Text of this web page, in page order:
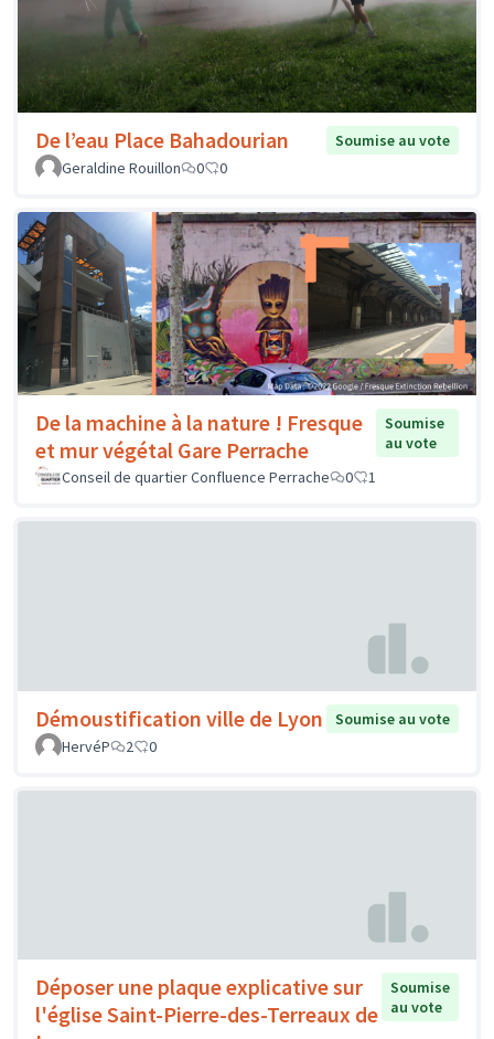
De l’eau Place Bahadourian
Soumise au vote
Geraldine Rouillon
0 0
De la machine à la nature ! Fresque
et mur végétal Gare Perrache
Soumise
au vote
Conseil de quartier Confluence Perrache
0 1
Démoustification ville de Lyon
Soumise au vote
HervéP
2 0
Déposer une plaque explicative sur
l'église Saint-Pierre-des-Terreaux de
Soumise
au vote